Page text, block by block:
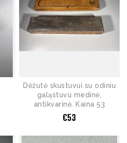
Dėžutė skustuvui su odiniu
galąstuvu medinė,
antikvarinė. Kaina 53
€53